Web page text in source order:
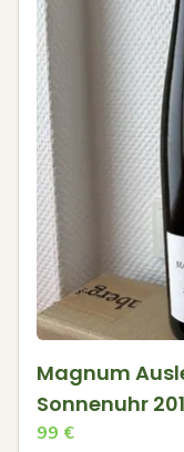
Magnum
Sonnenuhr
99 €